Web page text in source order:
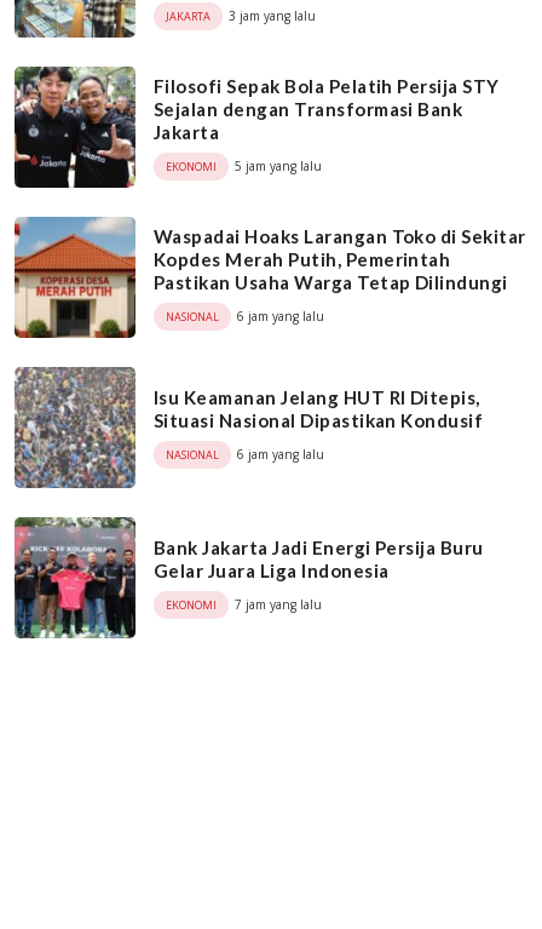
JAKARTA 3 jam yang lalu
Filosofi Sepak Bola Pelatih Persija STY
Sejalan dengan Transformasi Bank
Jakarta
EKONOMI 5 jam yang lalu
Waspadai Hoaks Larangan Toko di Sekitar
Kopdes Merah Putih, Pemerintah
Pastikan Usaha Warga Tetap Dilindungi
NASIONAL 6 jam yang lalu
Isu Keamanan Jelang HUT RI Ditepis,
Situasi Nasional Dipastikan Kondusif
NASIONAL 6 jam yang lalu
Bank Jakarta Jadi Energi Persija Buru
Gelar Juara Liga Indonesia
EKONOMI 7 jam yang lalu